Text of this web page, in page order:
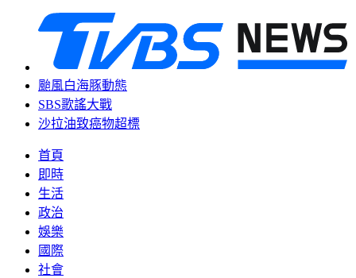
颱風白海豚動態
SBS歌謠大戰
沙拉油致癌物超標
首頁
即時
生活
政治
娛樂
國際
社會